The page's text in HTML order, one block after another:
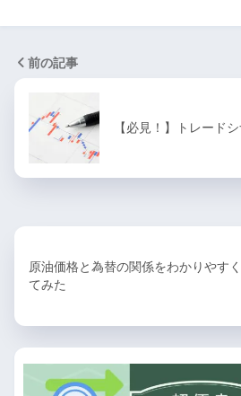
前の記事
【必見！】トレード
原油価格と為替の関係をわかりやす
てみた